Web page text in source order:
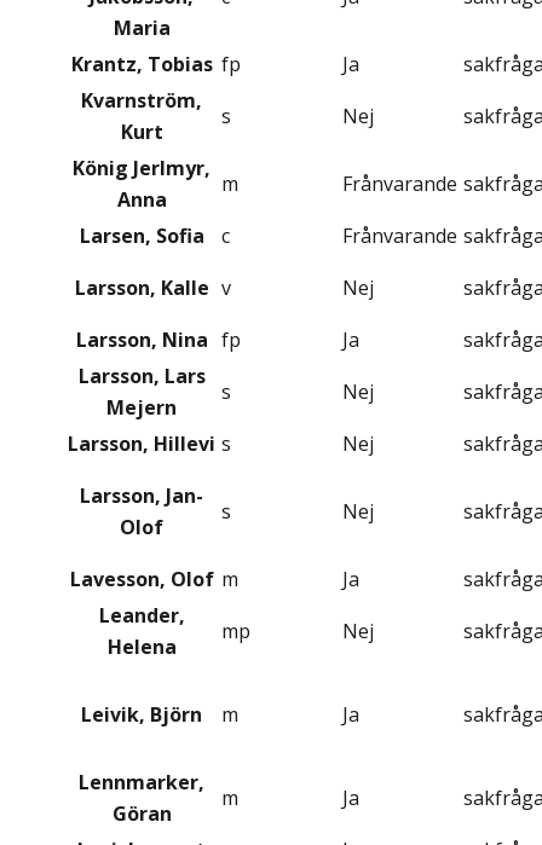
Maria
Krantz, Tobias fp Ja
Kvarnström,
Kurt
s Nej
König Jerlmyr,
Anna
m Frånvarande
Larsen, Sofia
c Frånvarande
Larsson, Kalle v Nej
Larsson, Nina fp Ja
Larsson, Lars
Mejern
s Nej
Larsson, Hillevi s Nej
Larsson, Jan-
Olof
s Nej
Lavesson, Olof m Ja
Leander,
Helena
mp Nej
Leivik, Björn m Ja
Lennmarker,
Göran
m Ja